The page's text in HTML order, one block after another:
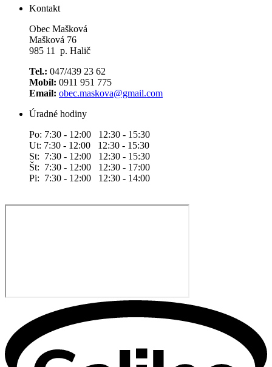
Kontakt
Obec Mašková
Mašková 76
985 11 p. Halič
Tel.: 047/439 23 62
Mobil: 0911 951 775
Email: obec.maskova@gmail.com
Úradné hodiny
Po: 7:30 - 12:00 12:30 - 15:30
Ut: 7:30 - 12:00 12:30 - 15:30
St: 7:30 - 12:00 12:30 - 15:30
Št: 7:30 - 12:00 12:30 - 17:00
Pi: 7:30 - 12:00 12:30 - 14:00